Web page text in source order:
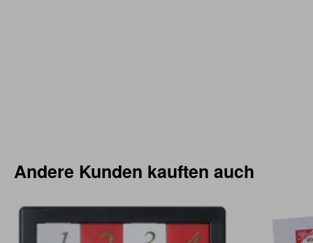
Andere Kunden kauften auch